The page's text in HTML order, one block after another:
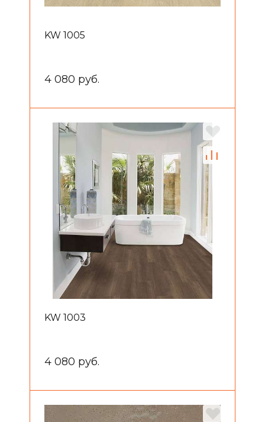
KW 1005
4 080 руб.
KW 1003
4 080 руб.